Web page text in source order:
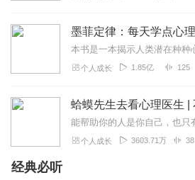
个人成长 1.85亿 125
个人成长 3603.71万 38
经典必听